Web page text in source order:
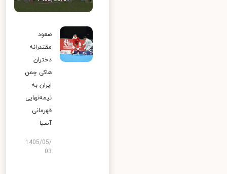
صعود
مقتدرانه
دختران
هاکی چمن
ایران به
نیمه‌نهایی
قهرمانی
آسیا
1405/05/
03